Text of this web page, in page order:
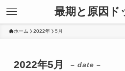
最期と原因ド
ホーム 2022年 5月
2022年5月 – date –